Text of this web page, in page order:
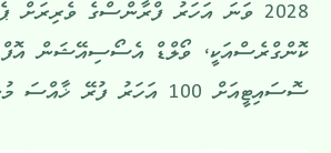
2028 ވަނަ އަހަރު ފްރާންސްގެ ވެރިރަށް
ކޮންގްރެސްއަކީ، ވޯލްޑް އެސޯސިއޭޝަން
ސޮސައިޓީއަށް 100 އަހަރު ފުރޭ ޚާއްސަ މުނާސަބާއެވެ.